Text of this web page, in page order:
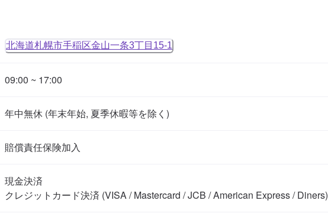
北海道札幌市手稲区金山一条3丁目15-1
09:00 ~ 17:00
年中無休 (年末年始, 夏季休暇等を除く)
賠償責任保険加入
現金決済
クレジットカード決済 (VISA / Mastercard / JCB / American Express / Diners)